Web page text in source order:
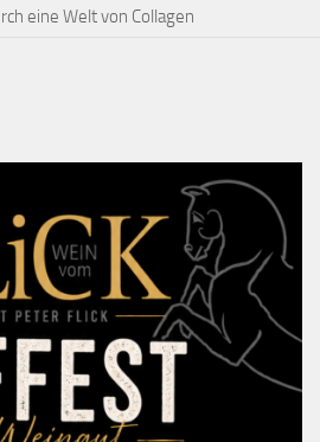
eine Welt von Collagen